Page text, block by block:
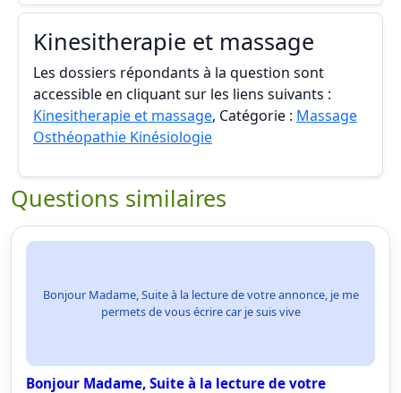
Kinesitherapie et massage
Les dossiers répondants à la question sont
accessible en cliquant sur les liens suivants :
Kinesitherapie et massage, Catégorie : Massage
Osthéopathie Kinésiologie
Questions similaires
Bonjour Madame, Suite à la lecture de votre annonce, je me
permets de vous écrire car je suis vive
Bonjour Madame, Suite à la lecture de votre